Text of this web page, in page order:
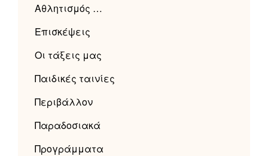
Αθλητισμός …
Επισκέψεις
Οι τάξεις μας
Παιδικές ταινίες
Περιβάλλον
Παραδοσιακά
Προγράμματα